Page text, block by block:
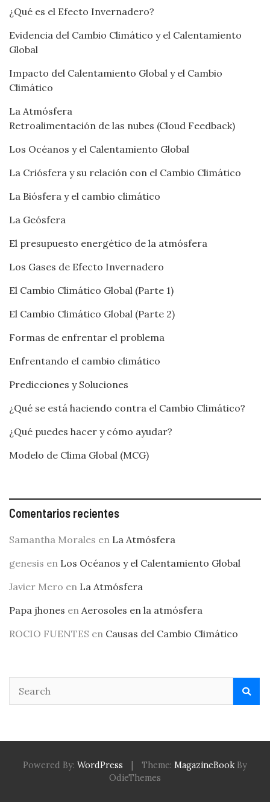
¿Qué es el Efecto Invernadero?
Evidencia del Cambio Climático y el Calentamiento
Global
Impacto del Calentamiento Global y el Cambio
Climático
La Atmósfera
Retroalimentación de las nubes (Cloud Feedback)
Los Océanos y el Calentamiento Global
La Criósfera y su relación con el Cambio Climático
La Biósfera y el cambio climático
La Geósfera
El presupuesto energético de la atmósfera
Los Gases de Efecto Invernadero
El Cambio Climático Global (Parte 1)
El Cambio Climático Global (Parte 2)
Formas de enfrentar el problema
Enfrentando el cambio climático
Predicciones y Soluciones
¿Qué se está haciendo contra el Cambio Climático?
¿Qué puedes hacer y cómo ayudar?
Modelo de Clima Global (MCG)
Comentarios recientes
Samantha Morales en La Atmósfera
genesis en Los Océanos y el Calentamiento Global
Javier Mero en La Atmósfera
Papa jhones en Aerosoles en la atmósfera
ROCIO FUENTES en Causas del Cambio Climático
Powered By: WordPress Theme: MagazineBook By
OdieThemes